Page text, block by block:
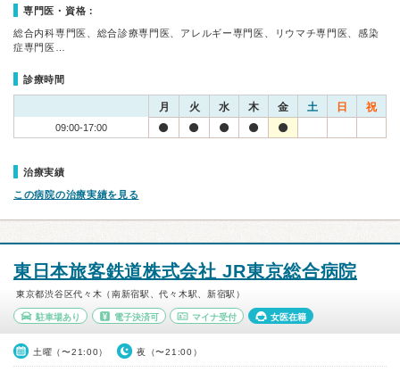
専門医・資格：
総合内科専門医、総合診療専門医、アレルギー専門医、リウマチ専門医、感染
症専門医…
診療時間
月 火 水 木 金 土 日 祝
09:00-17:00
治療実績
この病院の治療実績を見る
東日本旅客鉄道株式会社 JR東京総合病院
東京都渋谷区代々木（南新宿駅、代々木駅、新宿駅）
駐車場あり 電子決済可 マイナ受付 女医在籍
土曜（〜21:00） 夜（〜21:00）